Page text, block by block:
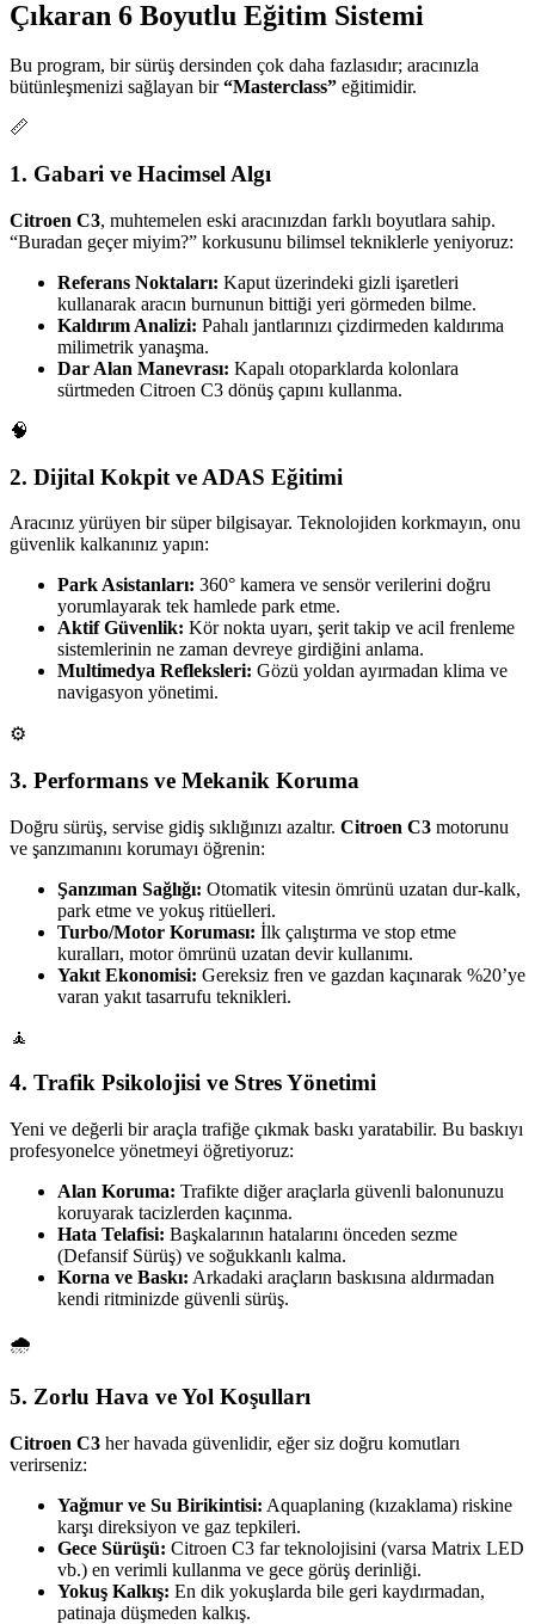
Çıkaran 6 Boyutlu Eğitim Sistemi
Bu program, bir sürüş dersinden çok daha fazlasıdır; aracınızla
bütünleşmenizi sağlayan bir“Masterclass” eğitimidir.
📏
1. Gabari ve Hacimsel Algı
Citroen C3, muhtemelen eski aracınızdan farklı boyutlara sahip.
“Buradan geçer miyim?” korkusunu bilimsel tekniklerle yeniyoruz:
Referans Noktaları: Kaput üzerindeki gizli işaretleri
kullanarak aracın burnunun bittiği yeri görmeden bilme.
Kaldırım Analizi: Pahalı jantlarınızı çizdirmeden kaldırıma
milimetrik yanaşma.
Dar Alan Manevrası: Kapalı otoparklarda kolonlara
sürtmeden Citroen C3 dönüş çapını kullanma.
🧠
2. Dijital Kokpit ve ADAS Eğitimi
Aracınız yürüyen bir süper bilgisayar. Teknolojiden korkmayın, onu
güvenlik kalkanınız yapın:
Park Asistanları: 360° kamera ve sensör verilerini doğru
yorumlayarak tek hamlede park etme.
Aktif Güvenlik: Kör nokta uyarı, şerit takip ve acil frenleme
sistemlerinin ne zaman devreye girdiğini anlama.
Multimedya Refleksleri: Gözü yoldan ayırmadan klima ve
navigasyon yönetimi.
⚙️
3. Performans ve Mekanik Koruma
Doğru sürüş, servise gidiş sıklığınızı azaltır. Citroen C3 motorunu
ve şanzımanını korumayı öğrenin:
Şanzıman Sağlığı: Otomatik vitesin ömrünü uzatan dur-kalk,
park etme ve yokuş ritüelleri.
Turbo/Motor Koruması: İlk çalıştırma ve stop etme
kuralları, motor ömrünü uzatan devir kullanımı.
Yakıt Ekonomisi: Gereksiz fren ve gazdan kaçınarak %20’ye
varan yakıt tasarrufu teknikleri.
🧘
4. Trafik Psikolojisi ve Stres Yönetimi
Yeni ve değerli bir araçla trafiğe çıkmak baskı yaratabilir. Bu baskıyı
profesyonelce yönetmeyi öğretiyoruz:
Alan Koruma: Trafikte diğer araçlarla güvenli balonunuzu
koruyarak tacizlerden kaçınma.
Hata Telafisi: Başkalarının hatalarını önceden sezme
(Defansif Sürüş) ve soğukkanlı kalma.
Korna ve Baskı: Arkadaki araçların baskısına aldırmadan
kendi ritminizde güvenli sürüş.
🌧️
5. Zorlu Hava ve Yol Koşulları
Citroen C3 her havada güvenlidir, eğer siz doğru komutları
verirseniz:
Yağmur ve Su Birikintisi: Aquaplaning (kızaklama) riskine
karşı direksiyon ve gaz tepkileri.
Gece Sürüşü: Citroen C3 far teknolojisini (varsa Matrix LED
vb.) en verimli kullanma ve gece görüş derinliği.
Yokuş Kalkış: En dik yokuşlarda bile geri kaydırmadan,
patinaja düşmeden kalkış.